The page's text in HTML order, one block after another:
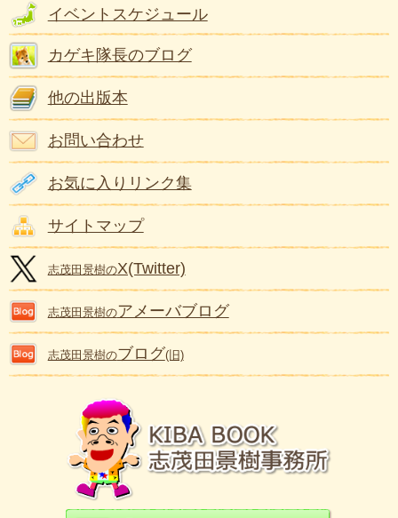
イベントスケジュール
カゲキ隊長のブログ
他の出版本
お問い合わせ
お気に入りリンク集
サイトマップ
志茂田景樹のX(Twitter)
志茂田景樹のアメーバブログ
志茂田景樹のブログ(旧)